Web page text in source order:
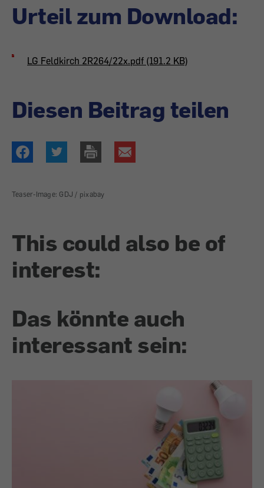
Urteil zum Download:
LG Feldkirch 2R264/22x.pdf (191.2 KB)
Diesen Beitrag teilen
Teaser-Image: GDJ / pixabay
This could also be of
interest:
Das könnte auch
interessant sein: